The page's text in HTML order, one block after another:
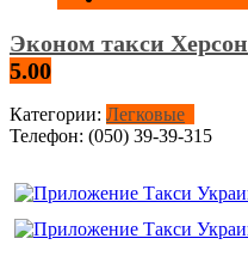
Эконом такси Херсон
5.00
Категории: Легковые
Телефон: (050) 39-39-315